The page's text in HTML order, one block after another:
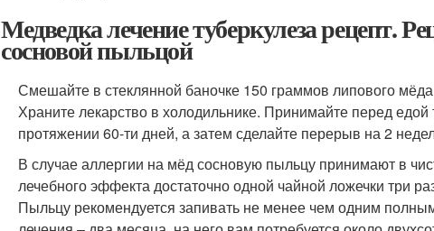
Медведка лечение туберкулеза рецепт.
сосновой пыльцой
Смешайте в стеклянной баночке 150 граммов липового
Храните лекарство в холодильнике. Принимайте перед
протяжении 60-ти дней, а затем сделайте перерыв на 2
В случае аллергии на мёд сосновую пыльцу принимают в
лечебного эффекта достаточно одной чайной ложечки три
Пыльцу рекомендуется запивать не менее чем одним